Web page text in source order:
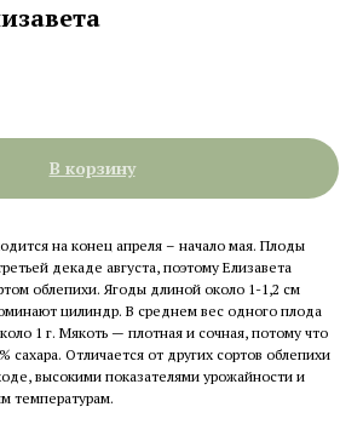
В корзину
на конец апреля – начало мая. Плоды
декаде августа, поэтому Елизавета
облепихи. Ягоды длиной около 1-1,2 см
цилиндр. В среднем вес одного плода
1 г. Мякоть — плотная и сочная, потому что
сахара. Отличается от других сортов облепихи
высокими показателями урожайности и
температурам.